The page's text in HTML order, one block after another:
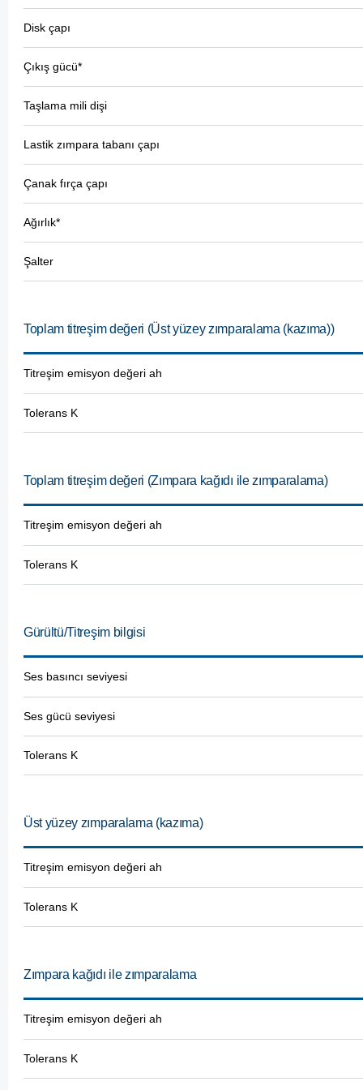
Disk çapı
Çıkış gücü*
Taşlama mili dişi
Lastik zımpara tabanı çapı
Çanak fırça çapı
Ağırlık*
Şalter
Toplam titreşim değeri (Üst yüzey zımparalama (kazıma))
Titreşim emisyon değeri ah
Tolerans K
Toplam titreşim değeri (Zımpara kağıdı ile zımparalama)
Titreşim emisyon değeri ah
Tolerans K
Gürültü/Titreşim bilgisi
Ses basıncı seviyesi
Ses gücü seviyesi
Tolerans K
Üst yüzey zımparalama (kazıma)
Titreşim emisyon değeri ah
Tolerans K
Zımpara kağıdı ile zımparalama
Titreşim emisyon değeri ah
Tolerans K